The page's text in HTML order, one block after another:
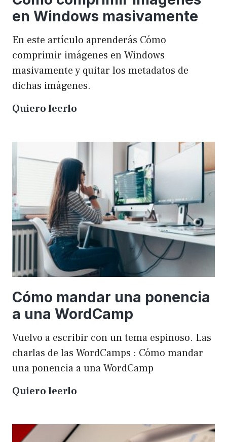
en Windows masivamente
En este artículo aprenderás Cómo
comprimir imágenes en Windows
masivamente y quitar los metadatos de
dichas imágenes.
Quiero leerlo
imágenes
Windows
masivamente
Cómo mandar una ponencia
a una WordCamp
Vuelvo a escribir con un tema espinoso. Las
charlas de las WordCamps : Cómo mandar
una ponencia a una WordCamp
Quiero leerlo
una